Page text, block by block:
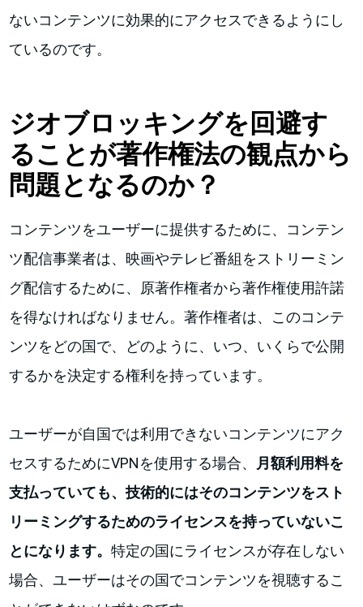
ないコンテンツに効果的にアクセスできるようにし
ているのです。
ジオブロッキングを回避す
ることが著作権法の観点から
問題となるのか？
コンテンツをユーザーに提供するために、コンテン
ツ配信事業者は、映画やテレビ番組をストリーミン
グ配信するために、原著作権者から著作権使用許諾
を得なければなりません。著作権者は、このコンテ
ンツをどの国で、どのように、いつ、いくらで公開
するかを決定する権利を持っています。
ユーザーが自国では利用できないコンテンツにアク
セスするためにVPNを使用する場合、
月額利用料を
支払っていても、技術的にはそのコンテンツをスト
リーミングするためのライセンスを持っていないこ
とになります。特定の国にライセンスが存在しない
場合、ユーザーはその国でコンテンツを視聴するこ